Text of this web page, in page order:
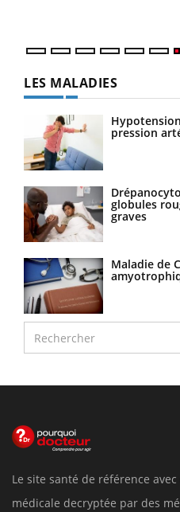
LES MALADIES
pression
globules
graves
Maladie de
Le site santé de référence
médicale decryptée par des